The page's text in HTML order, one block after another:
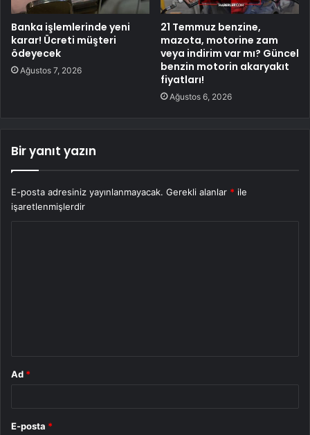
Banka işlemlerinde yeni
karar! Ücreti müşteri
ödeyecek
Ağustos 7, 2026
21 Temmuz benzine,
mazota, motorine zam
veya indirim var mı? Güncel
benzin motorin akaryakıt
fiyatları!
Ağustos 6, 2026
Bir yanıt yazın
E-posta adresiniz yayınlanmayacak. Gerekli alanlar * ile
işaretlenmişlerdir
Ad *
E-posta *